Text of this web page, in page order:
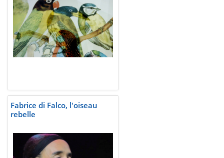
Fabrice di Falco, l'oiseau
rebelle